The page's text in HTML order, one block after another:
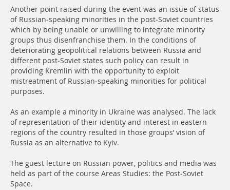
Another point raised during the event was an issue of status
of Russian-speaking minorities in the post-Soviet countries
which by being unable or unwilling to integrate minority
groups thus disenfranchise them. In the conditions of
deteriorating geopolitical relations between Russia and
different post-Soviet states such policy can result in
providing Kremlin with the opportunity to exploit
mistreatment of Russian-speaking minorities for political
purposes.
As an example a minority in Ukraine was analysed. The lack
of representation of their identity and interest in eastern
regions of the country resulted in those groups’ vision of
Russia as an alternative to Kyiv.
The guest lecture on Russian power, politics and media was
held as part of the course Areas Studies: the Post-Soviet
Space.